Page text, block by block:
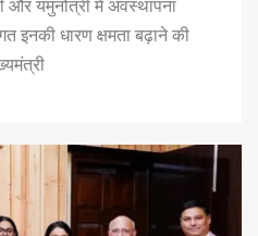
और यमुनोत्री में अवस्थापना
इनकी धारण क्षमता बढ़ाने की